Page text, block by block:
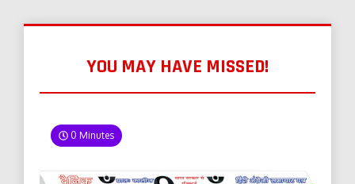
YOU MAY HAVE MISSED!
0 Minutes